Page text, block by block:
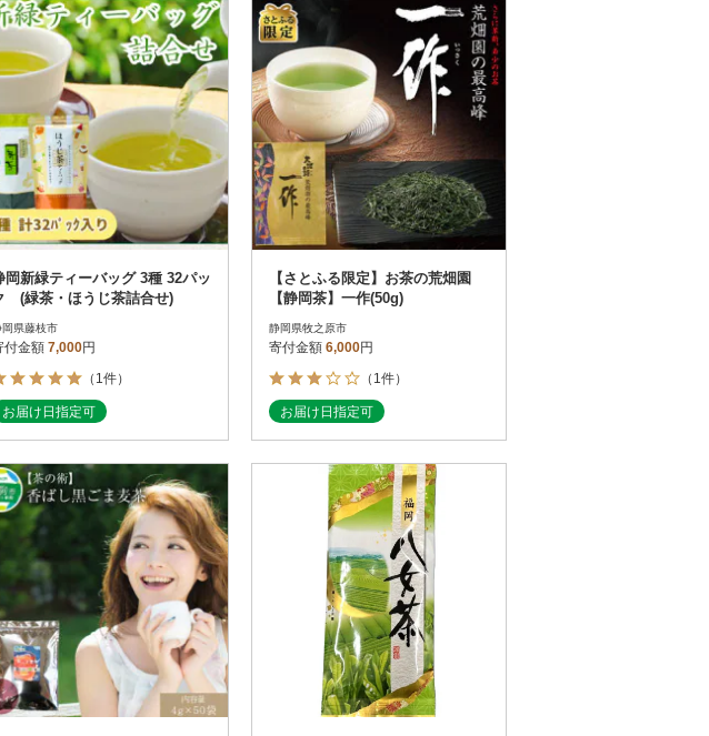
岡新緑ティーバッグ 3種 32パッ
(緑茶・ほうじ茶詰合せ)
岡県藤枝市
付金額 7,000円
（1件）
お届け日指定可
【さとふる限定】お茶の荒畑園
【静岡茶】一作(50g)
静岡県牧之原市
寄付金額 6,000円
（1件）
お届け日指定可